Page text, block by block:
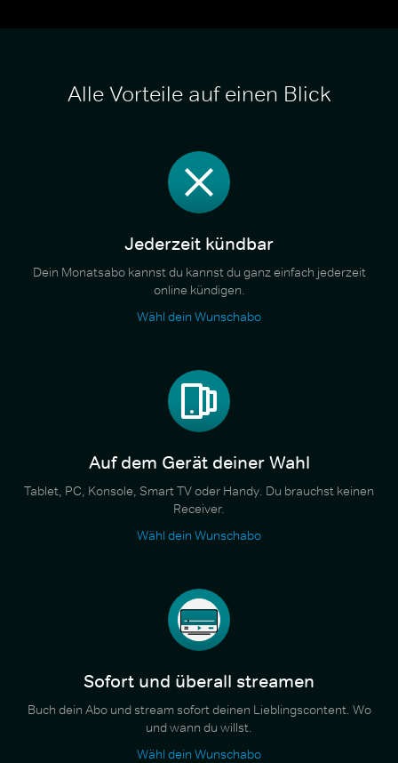
Alle Vorteile auf einen Blick
Jederzeit kündbar
Dein Monatsabo kannst du kannst du ganz einfach jederzeit
online kündigen.
Wähl dein Wunschabo
Auf dem Gerät deiner Wahl
Tablet, PC, Konsole, Smart TV oder Handy. Du brauchst keinen
Receiver.
Wähl dein Wunschabo
Sofort und überall streamen
Buch dein Abo und stream sofort deinen Lieblingscontent. Wo
und wann du willst.
Wähl dein Wunschabo